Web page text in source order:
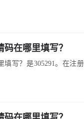
在哪里填写？
写？是305291。在注